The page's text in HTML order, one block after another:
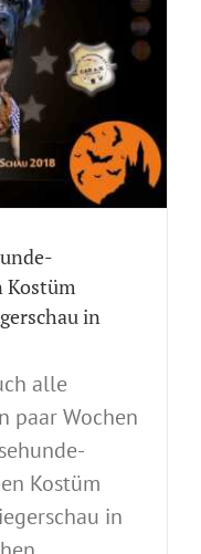
Kostüm
in
alle
paar Wochen
Kostüm
in